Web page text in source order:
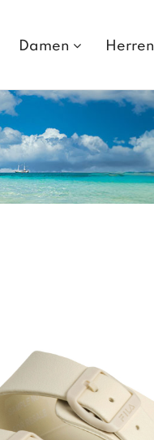
Damen Herren